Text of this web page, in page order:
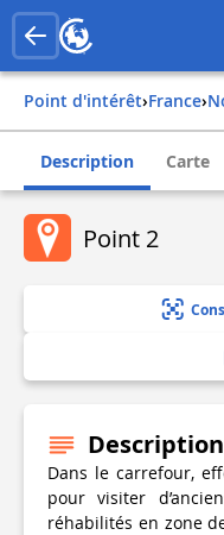
Point d'intérêt› france›
Description Carte
Point 2
Description
Dans le carrefour,
pour visiter
réhabilités en zone